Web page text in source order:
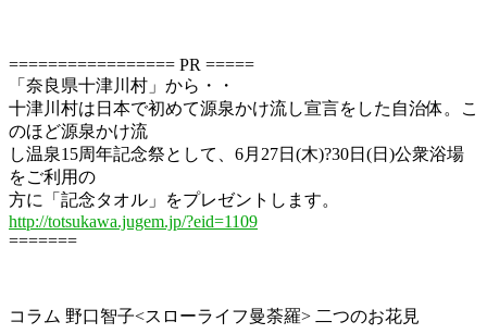
================= PR =====
「奈良県十津川村」から・・
十津川村は日本で初めて源泉かけ流し宣言をした自治体。こ
のほど源泉かけ流
し温泉15周年記念祭として、6月27日(木)?30日(日)公衆浴場
をご利用の
方に「記念タオル」をプレゼントします。
http://totsukawa.jugem.jp/?eid=1109
=======
コラム 野口智子<スローライフ曼荼羅> 二つのお花見